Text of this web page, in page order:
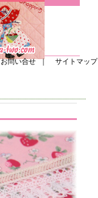
お問い合せ｜ サイトマップ